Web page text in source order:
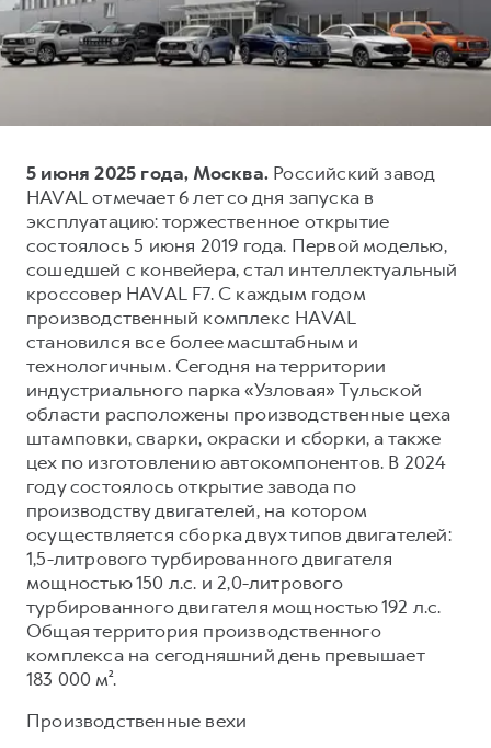
Тест-драйв
Трейд-ин
Кредитный калькулятор
Страхование
Кредит
КОРПОРАТИВНЫМ КЛИЕНТАМ
Для малого бизнеса
Корпоративным клиентам
Крупным корпоративным клиентам
Система управления автопарком
Сервис для корпоративных клиентов
HAVAL Лизинг
АКСЕССУАРЫ HAVAL
Автомобильные аксессуары
Коллекция PRO
СЕРВИСНОЕ ОБСЛУЖИВАНИЕ
Нулевое ТО
Электронный ПТС
ПОДДЕРЖКА
GWM Безопасность
Гарантия HAVAL
Мобильное приложение GWM
Программа «HAVAL Защита+»
Руководства по эксплуатации
Подписки
АКСЕССУАРЫ HAVAL
Автомобильные аксессуары
Коллекция PRO
Коллекция Базовая
Коллекция Детская
О дилере
Наша команда
5 июня 2025 года, Москва. Российский завод
HAVAL отмечает 6 лет со дня запуска в
эксплуатацию: торжественное открытие
состоялось 5 июня 2019 года. Первой моделью,
сошедшей с конвейера, стал интеллектуальный
кроссовер HAVAL F7. С каждым годом
производственный комплекс HAVAL
становился все более масштабным и
технологичным. Сегодня на территории
индустриального парка «Узловая» Тульской
области расположены производственные цеха
штамповки, сварки, окраски и сборки, а также
цех по изготовлению автокомпонентов. В 2024
году состоялось открытие завода по
производству двигателей, на котором
осуществляется сборка двух типов двигателей:
1,5-литрового турбированного двигателя
мощностью 150 л.с. и 2,0-литрового
турбированного двигателя мощностью 192 л.с.
Общая территория производственного
комплекса на сегодняшний день превышает
183 000 м².
Производственные вехи